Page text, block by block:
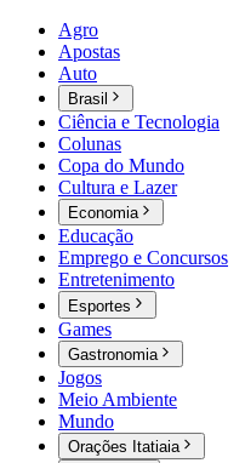
Agro
Apostas
Auto
Brasil
Ciência e Tecnologia
Colunas
Copa do Mundo
Cultura e Lazer
Economia
Educação
Emprego e Concursos
Entretenimento
Esportes
Games
Gastronomia
Jogos
Meio Ambiente
Mundo
Orações Itatiaia